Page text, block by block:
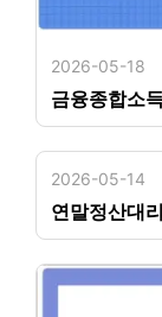
2026-05-18
금융종합소
2026-05-14
연말정산대